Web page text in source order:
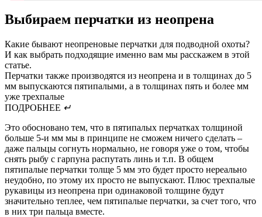
Выбираем перчатки из неопрена
Какие бывают неопреновые перчатки для подводной охоты?
И как выбрать подходящие именно вам мы расскажем в этой
статье.
Перчатки также производятся из неопрена и в толщинах до 5
мм выпускаются пятипалыми, а в толщинах пять и более мм
уже трехпалые
ПОДРОБНЕЕ ↵
Это обосновано тем, что в пятипалых перчатках толщиной
больше 5-и мм мы в принципе не сможем ничего сделать –
даже пальцы согнуть нормально, не говоря уже о том, чтобы
снять рыбу с гарпуна распутать линь и т.п. В общем
пятипалые перчатки толще 5 мм это будет просто нереально
неудобно, по этому их просто не выпускают. Плюс трехпалые
рукавицы из неопрена при одинаковой толщине будут
значительно теплее, чем пятипалые перчатки, за счет того, что
в них три пальца вместе.